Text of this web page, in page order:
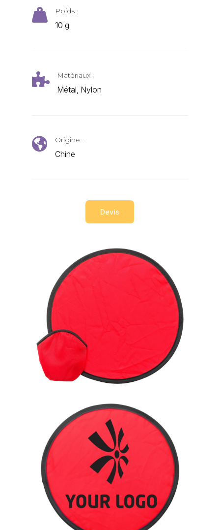
 Poids :
10 g.
 Matériaux :
Métal, Nylon
 Origine :
Chine
Devis